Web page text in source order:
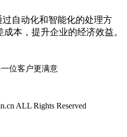
自动化和智能化的处理方
本，提升企业的经济效益。
位客户更满意
ALL Rights Reserved